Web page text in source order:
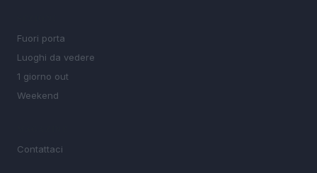
Fuori porta
Luoghi da vedere
1 giorno out
Weekend
Contattaci